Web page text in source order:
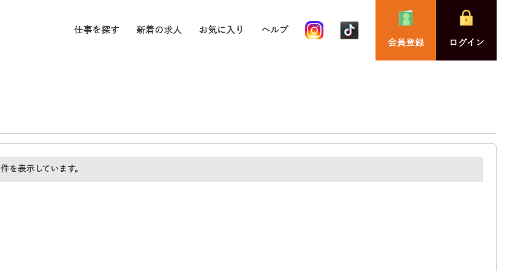
仕事を探す 新着の求人 お気に入り
ヘルプ
会員登録
ログイン
件を表示しています。